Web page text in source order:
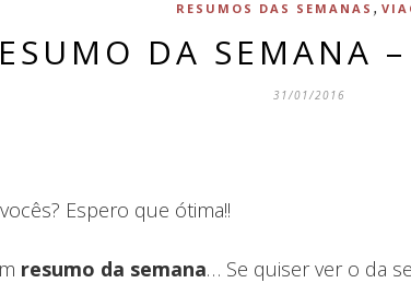
RESUMOS DAS SEMANAS ,
DA SEMANA
31/01/2016
Espero que ótima!!
resumo da semana… Se quiser ver o da